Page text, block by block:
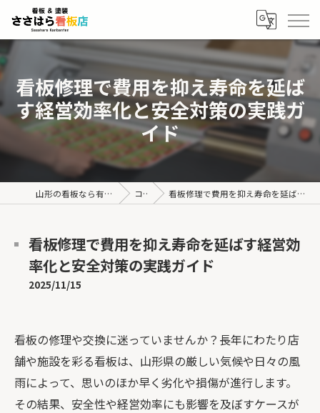
看板修理で費用を抑え寿命を延ば
す経営効率化と安全対策の実践ガ
イド
山形の看板なら有限会社ささはら看板店 コラム 看板修理で費用を抑え寿命を延ばす経営効率化と安全対策の実践ガイド
看板修理で費用を抑え寿命を延ばす経営効
率化と安全対策の実践ガイド
2025/11/15
看板の修理や交換に迷っていませんか？長年にわたり店
舗や施設を彩る看板は、山形県の厳しい気候や日々の風
雨によって、思いのほか早く劣化や損傷が進行します。
その結果、安全性や経営効率にも影響を及ぼすケースが